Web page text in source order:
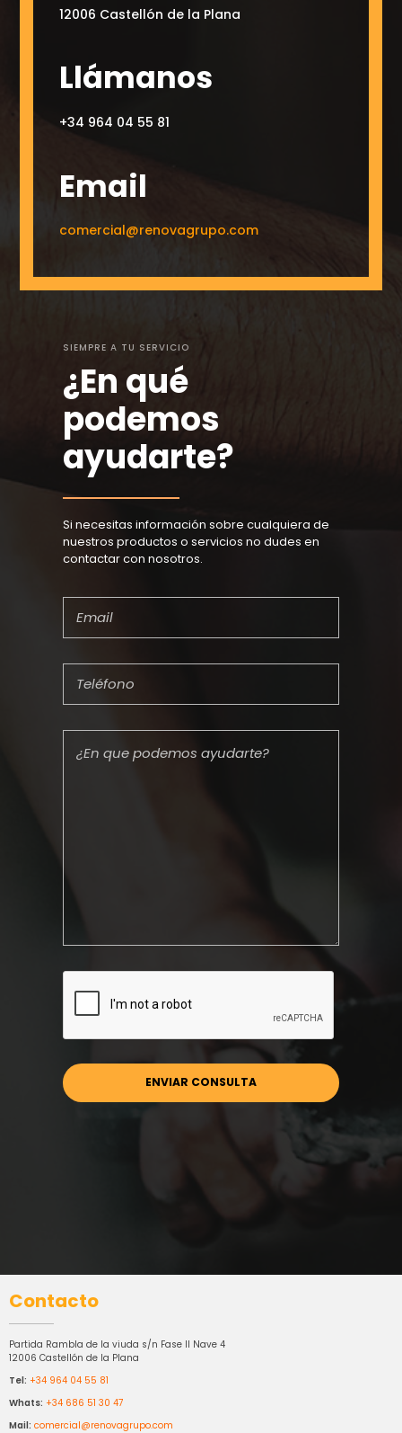
SIEMPRE A TU SERVICIO
¿En qué
podemos
ayudarte?
Si necesitas información sobre cualquiera de
nuestros productos o servicios no dudes en
contactar con nosotros.
12006 Castellón de la Plana
Llámanos
+34 964 04 55 81
Email
comercial@renovagrupo.com
Contacto
Partida Rambla de la viuda s/n Fase II Nave 4
12006 Castellón de la Plana
Tel: +34 964 04 55 81
Whats: +34 686 51 30 47
Mail: comercial@renovagrupo.com